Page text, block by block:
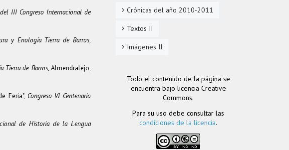
III Congreso Internacional de
y Enología Tierra de Barros,
Tierra de Barros, Almendralejo,
Feria", Congreso VI Centenario
de Historia de la Lengua
Crónicas del año 2010-2011
Textos II
Imágenes II
Todo el contenido de la página se
encuentra bajo licencia Creative
Commons.
Para su uso debe consultar las
condiciones de la licencia.